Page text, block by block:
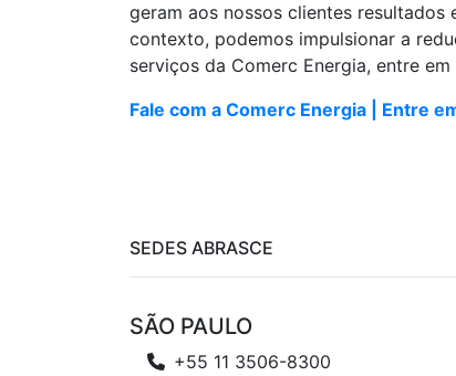
geram aos nossos clientes
contexto, podemos impulsionar a
serviços da Comerc Energia, entre
Fale com a Comerc Energia | Entre
SEDES ABRASCE
SÃO PAULO
+55 11 3506-8300